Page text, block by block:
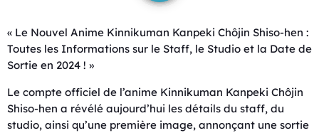
« Le Nouvel Anime Kinnikuman Kanpeki Chôjin Shiso-hen :
Toutes les Informations sur le Staff, le Studio et la Date de
Sortie en 2024 ! »
Le compte officiel de l’anime Kinnikuman Kanpeki Chôjin
Shiso-hen a révélé aujourd’hui les détails du staff, du
studio, ainsi qu’une première image, annonçant une sortie